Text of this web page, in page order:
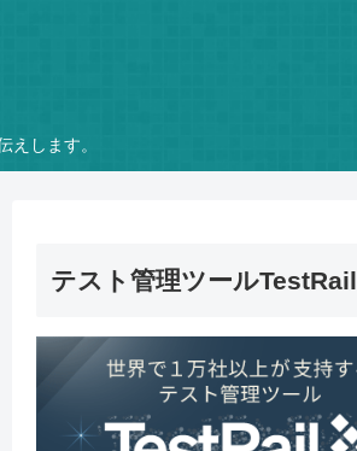
えします。
テスト管理ツールTestRail